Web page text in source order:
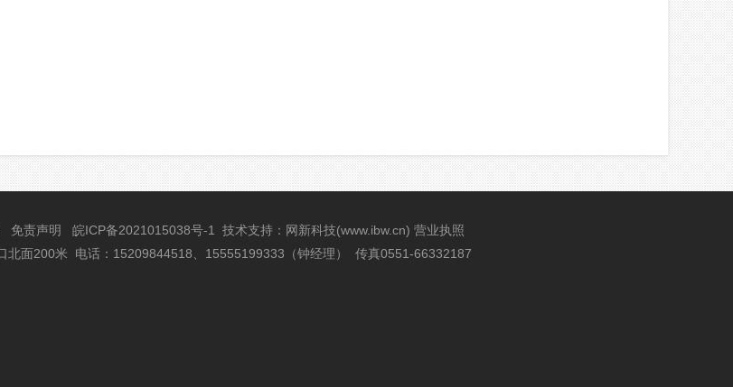
免责声明 皖ICP备2021015038号-1 技术支持 ： 网新科技(www.ibw.cn) 营业执照
北面200米 电话：15209844518、15555199333（钟经理） 传真0551-66332187